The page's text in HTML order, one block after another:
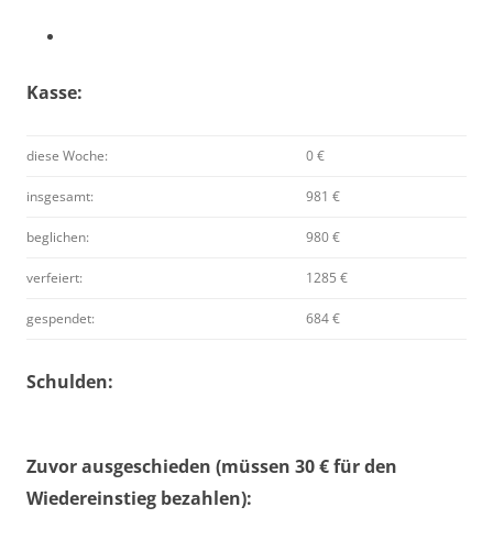
Kasse:
diese Woche: 0 €
insgesamt: 981 €
beglichen: 980 €
verfeiert: 1285 €
gespendet: 684 €
Schulden:
Zuvor ausgeschieden (müssen 30 € für den
Wiedereinstieg bezahlen):